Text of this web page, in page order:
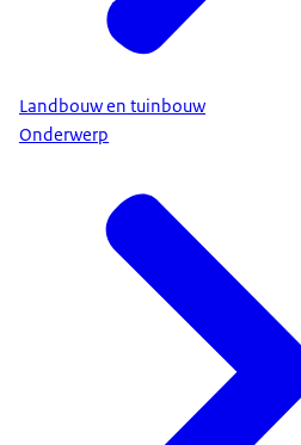
Landbouw en tuinbouw
Onderwerp